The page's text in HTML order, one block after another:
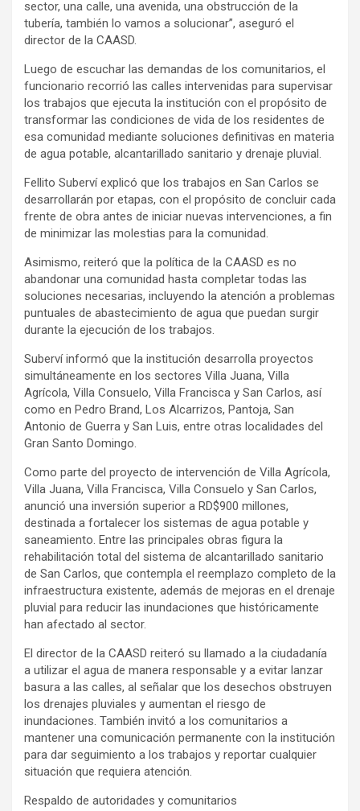
sector, una calle, una avenida, una obstrucción de la
tubería, también lo vamos a solucionar”, aseguró el
director de la CAASD.
Luego de escuchar las demandas de los comunitarios, el
funcionario recorrió las calles intervenidas para supervisar
los trabajos que ejecuta la institución con el propósito de
transformar las condiciones de vida de los residentes de
esa comunidad mediante soluciones definitivas en materia
de agua potable, alcantarillado sanitario y drenaje pluvial.
Fellito Suberví explicó que los trabajos en San Carlos se
desarrollarán por etapas, con el propósito de concluir cada
frente de obra antes de iniciar nuevas intervenciones, a fin
de minimizar las molestias para la comunidad.
Asimismo, reiteró que la política de la CAASD es no
abandonar una comunidad hasta completar todas las
soluciones necesarias, incluyendo la atención a problemas
puntuales de abastecimiento de agua que puedan surgir
durante la ejecución de los trabajos.
Suberví informó que la institución desarrolla proyectos
simultáneamente en los sectores Villa Juana, Villa
Agrícola, Villa Consuelo, Villa Francisca y San Carlos, así
como en Pedro Brand, Los Alcarrizos, Pantoja, San
Antonio de Guerra y San Luis, entre otras localidades del
Gran Santo Domingo.
Como parte del proyecto de intervención de Villa Agrícola,
Villa Juana, Villa Francisca, Villa Consuelo y San Carlos,
anunció una inversión superior a RD$900 millones,
destinada a fortalecer los sistemas de agua potable y
saneamiento. Entre las principales obras figura la
rehabilitación total del sistema de alcantarillado sanitario
de San Carlos, que contempla el reemplazo completo de la
infraestructura existente, además de mejoras en el drenaje
pluvial para reducir las inundaciones que históricamente
han afectado al sector.
El director de la CAASD reiteró su llamado a la ciudadanía
a utilizar el agua de manera responsable y a evitar lanzar
basura a las calles, al señalar que los desechos obstruyen
los drenajes pluviales y aumentan el riesgo de
inundaciones. También invitó a los comunitarios a
mantener una comunicación permanente con la institución
para dar seguimiento a los trabajos y reportar cualquier
situación que requiera atención.
Respaldo de autoridades y comunitarios